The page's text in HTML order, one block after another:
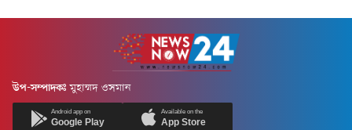
উপ-সম্পাদকঃ মুহাম্মদ ওসমান
Android app on
Google Play
Available on the
App Store